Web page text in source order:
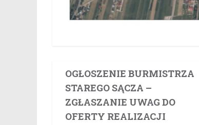
OGŁOSZENIE BURMISTRZA
STAREGO SĄCZA –
ZGŁASZANIE UWAG DO
OFERTY REALIZACJI